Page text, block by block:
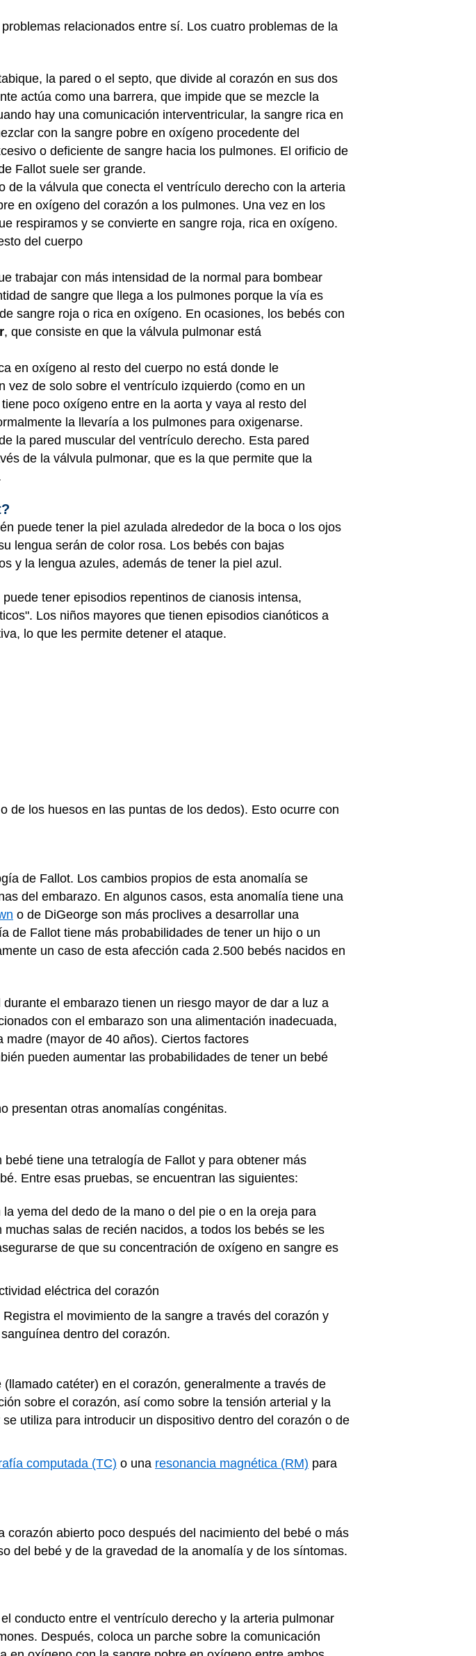
relacionados entre sí. Los cuatro problemas de la
la pared o el septo, que divide al corazón en sus dos
actúa como una barrera, que impide que se mezcle la
hay una comunicación interventricular, la sangre rica en
con la sangre pobre en oxígeno procedente del
o deficiente de sangre hacia los pulmones. El orificio de
Fallot suele ser grande.
de la válvula que conecta el ventrículo derecho con la arteria
en oxígeno del corazón a los pulmones. Una vez en los
respiramos y se convierte en sangre roja, rica en oxígeno.
del cuerpo
trabajar con más intensidad de la normal para bombear
de sangre que llega a los pulmones porque la vía es
sangre roja o rica en oxígeno. En ocasiones, los bebés con
, que consiste en que la válvula pulmonar está
en oxígeno al resto del cuerpo no está donde le
de solo sobre el ventrículo izquierdo (como en un
poco oxígeno entre en la aorta y vaya al resto del
la llevaría a los pulmones para oxigenarse.
la pared muscular del ventrículo derecho. Esta pared
de la válvula pulmonar, que es la que permite que la
puede tener la piel azulada alrededor de la boca o los ojos
lengua serán de color rosa. Los bebés con bajas
y la lengua azules, además de tener la piel azul.
tener episodios repentinos de cianosis intensa,
Los niños mayores que tienen episodios cianóticos a
lo que les permite detener el ataque.
de los huesos en las puntas de los dedos). Esto ocurre con
de Fallot. Los cambios propios de esta anomalía se
del embarazo. En algunos casos, esta anomalía tiene una
o de DiGeorge son más proclives a desarrollar una
de Fallot tiene más probabilidades de tener un hijo o un
un caso de esta afección cada 2.500 bebés nacidos en
el embarazo tienen un riesgo mayor de dar a luz a
con el embarazo son una alimentación inadecuada,
(mayor de 40 años). Ciertos factores
pueden aumentar las probabilidades de tener un bebé
presentan otras anomalías congénitas.
tiene una tetralogía de Fallot y para obtener más
Entre esas pruebas, se encuentran las siguientes:
yema del dedo de la mano o del pie o en la oreja para
salas de recién nacidos, a todos los bebés se les
de que su concentración de oxígeno en sangre es
eléctrica del corazón
el movimiento de la sangre a través del corazón y
dentro del corazón.
catéter) en el corazón, generalmente a través de
sobre el corazón, así como sobre la tensión arterial y la
utiliza para introducir un dispositivo dentro del corazón o de
computada (TC) o una resonancia magnética (RM) para
abierto poco después del nacimiento del bebé o más
del bebé y de la gravedad de la anomalía y de los síntomas.
conducto entre el ventrículo derecho y la arteria pulmonar
Después, coloca un parche sobre la comunicación